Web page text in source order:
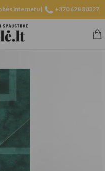
internetu | +370 628 80327